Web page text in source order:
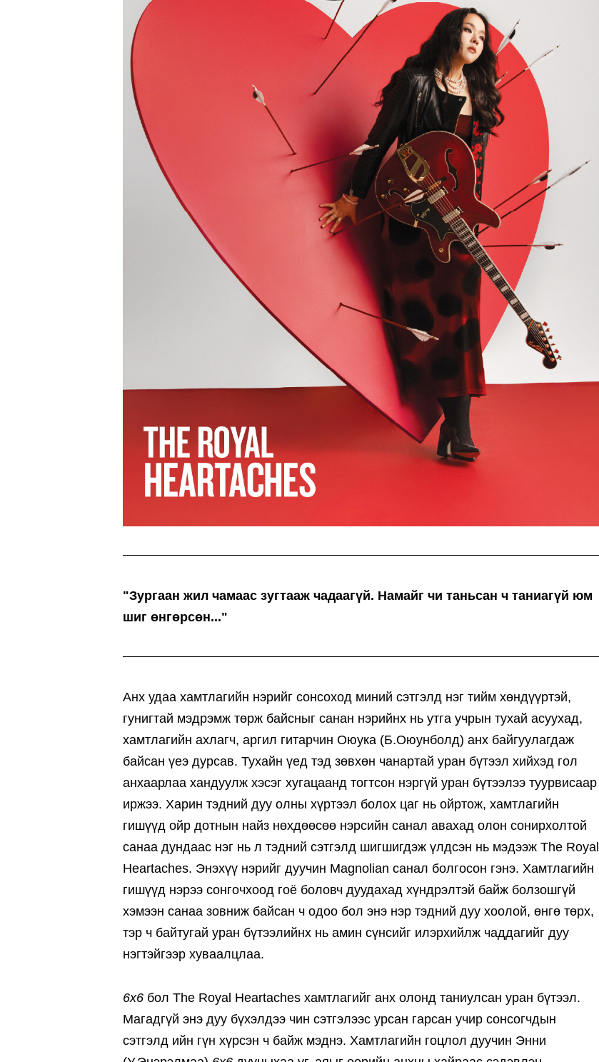
"Зургаан жил чамаас зугтааж чадаагүй. Намайг чи таньсан ч таниагүй юм
шиг өнгөрсөн..."
Анх удаа хамтлагийн нэрийг сонсоход миний сэтгэлд нэг тийм хөндүүртэй,
гунигтай мэдрэмж төрж байсныг санан нэрийнх нь утга учрын тухай асуухад,
хамтлагийн ахлагч, аргил гитарчин Оюука (Б.Оюунболд) анх байгуулагдаж
байсан үеэ дурсав. Тухайн үед тэд зөвхөн чанартай уран бүтээл хийхэд гол
анхаарлаа хандуулж хэсэг хугацаанд тогтсон нэргүй уран бүтээлээ туурвисаар
иржээ. Харин тэдний дуу олны хүртээл болох цаг нь ойртож, хамтлагийн
гишүүд ойр дотнын найз нөхдөөсөө нэрсийн санал авахад олон сонирхолтой
санаа дундаас нэг нь л тэдний сэтгэлд шигшигдэж үлдсэн нь мэдээж The Royal
Heartaches. Энэхүү нэрийг дуучин Magnolian санал болгосон гэнэ. Хамтлагийн
гишүүд нэрээ сонгочхоод гоё боловч дуудахад хүндрэлтэй байж болзошгүй
хэмээн санаа зовниж байсан ч одоо бол энэ нэр тэдний дуу хоолой, өнгө төрх,
тэр ч байтугай уран бүтээлийнх нь амин сүнсийг илэрхийлж чаддагийг дуу
нэгтэйгээр хуваалцлаа.
6x6 бол The Royal Heartaches хамтлагийг анх олонд таниулсан уран бүтээл.
Магадгүй энэ дуу бүхэлдээ чин сэтгэлээс урсан гарсан учир сонсогчдын
сэтгэлд ийн гүн хүрсэн ч байж мэднэ. Хамтлагийн гоцлол дуучин Энни